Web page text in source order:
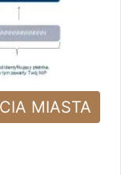
MIASTA